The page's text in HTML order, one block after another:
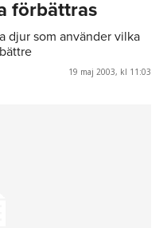
förbättras
djur som använder vilka
19 maj 2003, kl 11:03